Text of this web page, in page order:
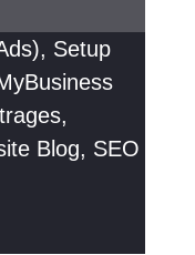
Setup
Blog, SEO